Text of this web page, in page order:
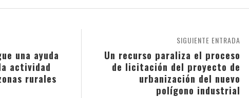
SIGUIENTE ENTRADA
Un recurso paraliza el proceso
de licitación del proyecto de
urbanización del nuevo
polígono industrial
una ayuda
actividad
rurales